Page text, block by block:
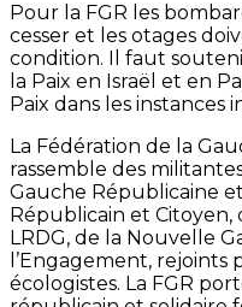
Pour la FGR les
cesser et les otages
condition. Il faut
la Paix en Israël et en
Paix dans les instances
La Fédération de la
rassemble des
Gauche Républicaine
Républicain et Citoyen,
LRDG, de la Nouvelle
l’Engagement, rejoints
écologistes. La FGR